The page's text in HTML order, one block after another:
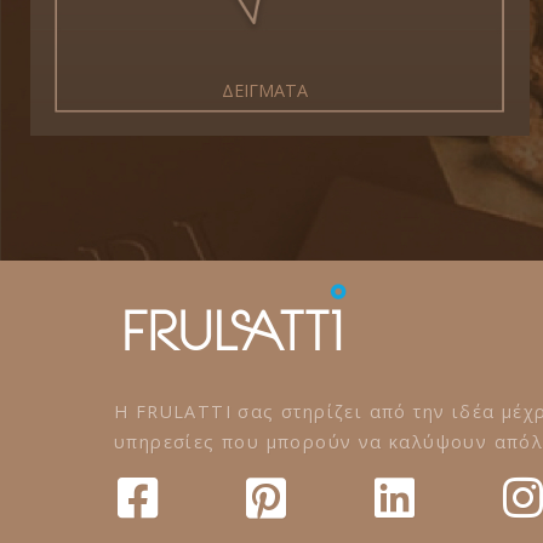
ΔΕΙΓΜΑΤΑ
Η FRULATTI σας στηρίζει από την ιδέα
υπηρεσίες που μπορούν να καλύψουν